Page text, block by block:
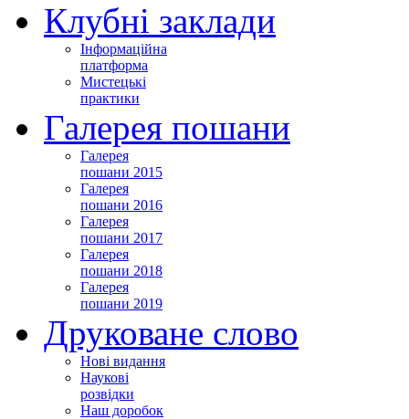
Клубні заклади
Інформаційна
платформа
Мистецькі
практики
Галерея пошани
Галерея
пошани 2015
Галерея
пошани 2016
Галерея
пошани 2017
Галерея
пошани 2018
Галерея
пошани 2019
Друковане слово
Нові видання
Наукові
розвідки
Наш доробок